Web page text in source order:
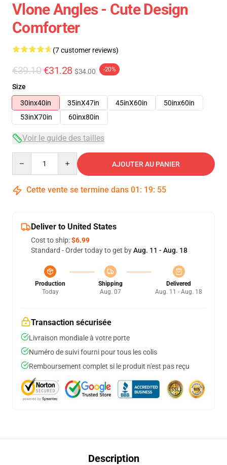
Vlone Angles - Cute Design
Comforter
(7 customer reviews)
€39.10 €31.28 $34.00 -20%
Size
30inx40in
35inX47in 45inX60in
50inx60in
53inX70in
60inx80in
Voir le guide des tailles
AJOUTER AU PANIER
Cette vente se termine dans 01 : 19: 54
Deliver to United States
Cost to ship:$6.99
Standard - Order today to get byAug. 11 - Aug. 18
Production
Today
Shipping
Aug. 07
Delivered
Aug. 11 - Aug. 18
Transaction sécurisée
Livraison mondiale à votre porte
Numéro de suivi fourni pour tous les colis
Remboursement complet si le produit n'est pas reçu
Description